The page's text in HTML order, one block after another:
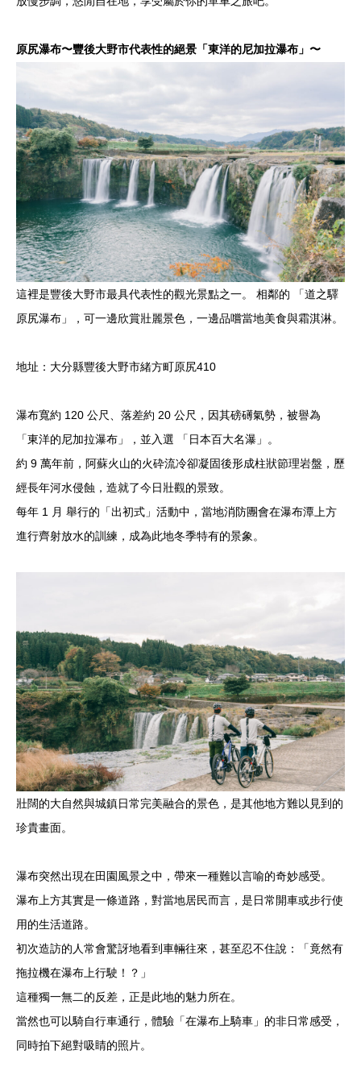
原尻瀑布〜豐後大野市代表性的絕景「東洋的尼加拉瀑布」〜
這裡是豐後大野市最具代表性的觀光景點之一。 相鄰的 「道之驛
原尻瀑布」，可一邊欣賞壯麗景色，一邊品嚐當地美食與霜淇淋。
地址：大分縣豐後大野市緒方町原尻410
瀑布寬約 120 公尺、落差約 20 公尺，因其磅礡氣勢，被譽為
「東洋的尼加拉瀑布」，並入選 「日本百大名瀑」。
約 9 萬年前，阿蘇火山的火砕流冷卻凝固後形成柱狀節理岩盤，歷
經長年河水侵蝕，造就了今日壯觀的景致。
每年 1 月 舉行的「出初式」活動中，當地消防團會在瀑布潭上方
進行齊射放水的訓練，成為此地冬季特有的景象。
壯闊的大自然與城鎮日常完美融合的景色，是其他地方難以見到的
珍貴畫面。
瀑布突然出現在田園風景之中，帶來一種難以言喻的奇妙感受。
瀑布上方其實是一條道路，對當地居民而言，是日常開車或步行使
用的生活道路。
初次造訪的人常會驚訝地看到車輛往來，甚至忍不住說：「竟然有
拖拉機在瀑布上行駛！？」
這種獨一無二的反差，正是此地的魅力所在。
當然也可以騎自行車通行，體驗「在瀑布上騎車」的非日常感受，
同時拍下絕對吸睛的照片。